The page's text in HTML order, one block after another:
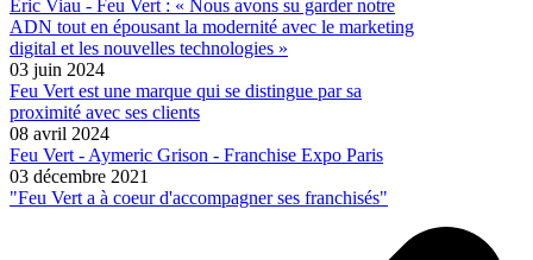
Eric Viau - Feu Vert : « Nous avons su garder notre
ADN tout en épousant la modernité avec le marketing
digital et les nouvelles technologies »
03 juin 2024
Feu Vert est une marque qui se distingue par sa
proximité avec ses clients
08 avril 2024
Feu Vert - Aymeric Grison - Franchise Expo Paris
03 décembre 2021
"Feu Vert a à coeur d'accompagner ses franchisés"